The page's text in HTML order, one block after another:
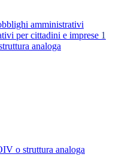
amministrativi
per cittadini e imprese 1
analoga
o struttura analoga